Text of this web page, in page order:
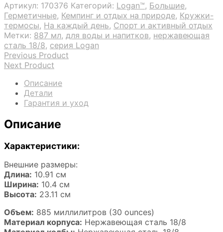
Артикул: 170376 Категорий: Logan™, Большие,
Герметичные, Кемпинг и отдых на природе, Кружки-
термосы, На каждый день, Спорт и активный отдых
Метки: 887 мл, для воды и напитков, нержавеющая
сталь 18/8, серия Logan
Previous Product
Next Product
Описание
Детали
Гарантия и уход
Описание
Характеристики:
Внешние размеры:
Длина: 10.91 см
Ширина: 10.4 см
Высота: 23.11 см
Объем: 885 миллилитров (30 ounces)
Материал корпуса: Нержавеющая сталь 18/8